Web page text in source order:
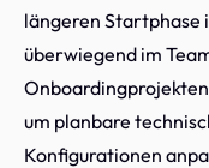
längeren Startphase
überwiegend im
um planbare
Konfigurationen